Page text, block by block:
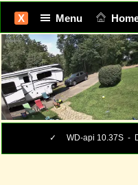
X Menu
✓ WD-api 10.37S -